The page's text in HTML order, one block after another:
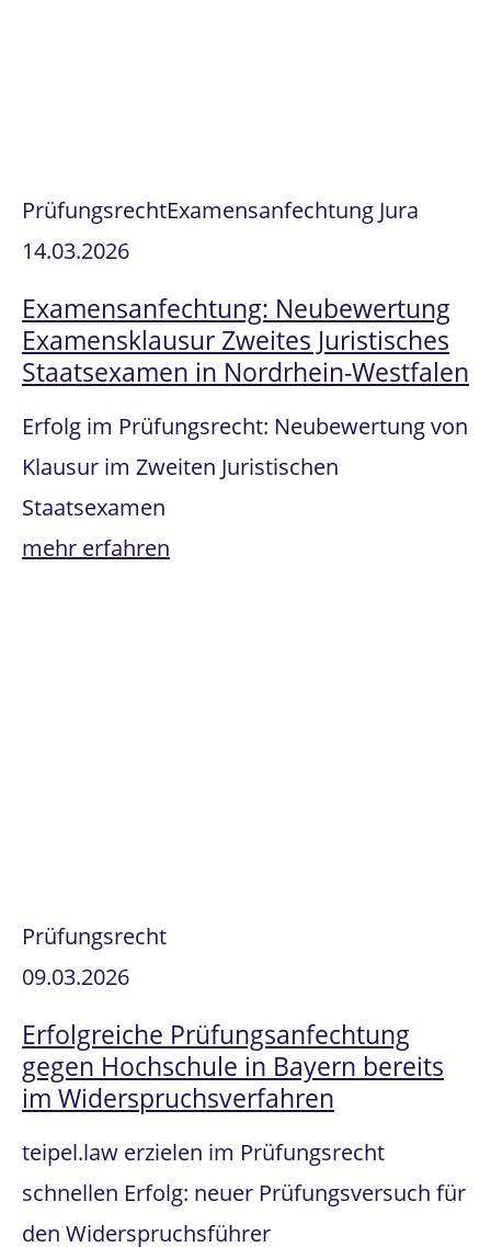
PrüfungsrechtExamensanfechtung Jura
14.03.2026
Examensanfechtung: Neubewertung
Examensklausur Zweites Juristisches
Staatsexamen in Nordrhein-Westfalen
Erfolg im Prüfungsrecht: Neubewertung von
Klausur im Zweiten Juristischen
Staatsexamen
mehr erfahren
Prüfungsrecht
09.03.2026
Erfolgreiche Prüfungsanfechtung
gegen Hochschule in Bayern bereits
im Widerspruchsverfahren
teipel.law erzielen im Prüfungsrecht
schnellen Erfolg: neuer Prüfungsversuch für
den Widerspruchsführer